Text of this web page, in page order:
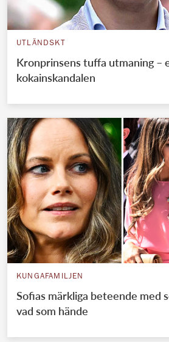
UTLÄNDSKT
Kronprinsens tuffa utmaning –
kokainskandalen
KUNGAFAMILJEN
Sofias märkliga beteende med
vad som hände